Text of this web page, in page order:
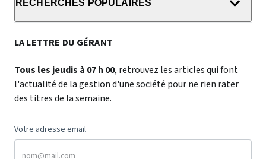
RECHERCHES POPULAIRES
LA LETTRE DU GÉRANT
Tous les jeudis à 07 h 00, retrouvez les articles qui font
l'actualité de la gestion d'une société pour ne rien rater
des titres de la semaine.
Votre adresse email